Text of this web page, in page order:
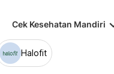
Cek Kesehatan Mandiri
Halofit